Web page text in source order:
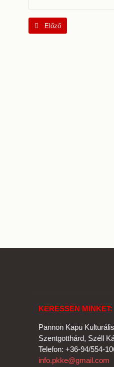
Előző cikk: "1920 - Az
Előző
KERESSEN MINKET:
Pannon Kapu
Szentgotthárd, Széll
Telefon: +36-94/554-
info.pkke@gmail.com